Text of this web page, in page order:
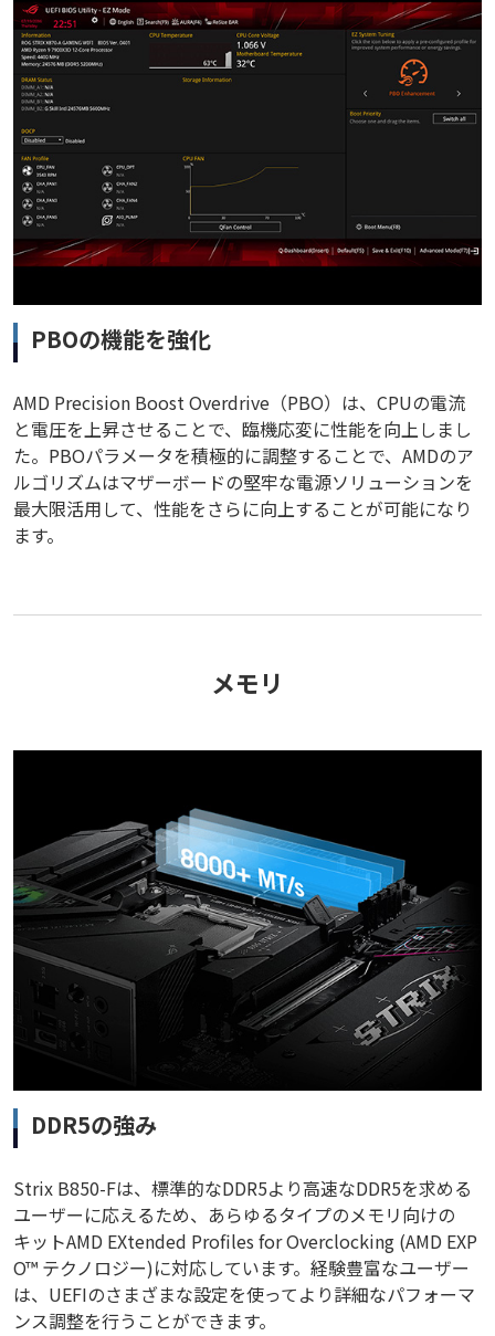
PBOの機能を強化
AMD Precision Boost Overdrive（PBO）は、CPUの電流
と電圧を上昇させることで、臨機応変に性能を向上しまし
た。PBOパラメータを積極的に調整することで、AMDのア
ルゴリズムはマザーボードの堅牢な電源ソリューションを
最大限活用して、性能をさらに向上することが可能になり
ます。
メモリ
DDR5の強み
Strix B850-Fは、標準的なDDR5より高速なDDR5を求める
ユーザーに応えるため、あらゆるタイプのメモリ向けの
キットAMD EXtended Profiles for Overclocking (AMD EXP
O™ テクノロジー)に対応しています。経験豊富なユーザー
は、UEFIのさまざまな設定を使ってより詳細なパフォーマ
ンス調整を行うことができます。